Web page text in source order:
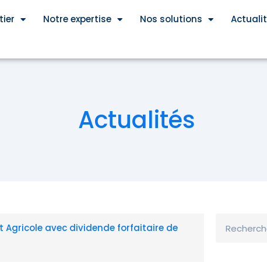
Notre expertise Nos solutions
Actualités
Agricole avec dividende forfaitaire de